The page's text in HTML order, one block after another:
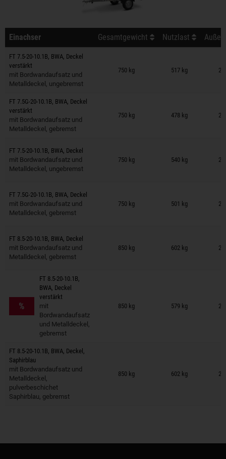
Einachser Gesamtgewicht Nutzlast
FT 7.5-20-10.1B, BWA, Deckel
verstärkt
mit Bordwandaufsatz und
Metalldeckel, ungebremst
750 kg 517 kg
Anhänger auf Merkzettel
FT 7.5G-20-10.1B, BWA, Deckel
verstärkt
mit Bordwandaufsatz und
Metalldeckel, gebremst
750 kg 478 kg
Anhänger auf Merkzettel
FT 7.5-20-10.1B, BWA, Deckel
mit Bordwandaufsatz und
Metalldeckel, ungebremst
750 kg 540 kg
Anhänger auf Merkzettel
FT 7.5G-20-10.1B, BWA, Deckel
mit Bordwandaufsatz und
Metalldeckel, gebremst
750 kg 501 kg
Anhänger auf Merkzettel
FT 8.5-20-10.1B, BWA, Deckel
mit Bordwandaufsatz und
Metalldeckel, gebremst
850 kg 602 kg
Anhänger auf Merkzettel
%
FT 8.5-20-10.1B,
BWA, Deckel
verstärkt
mit
Bordwandaufsatz
und Metalldeckel,
gebremst
850 kg 579 kg
Anhänger auf Merkzettel
FT 8.5-20-10.1B, BWA, Deckel,
Saphirblau
mit Bordwandaufsatz und
Metalldeckel,
pulverbeschichet
Saphirblau, gebremst
850 kg 602 kg
Anhänger auf Merkzettel